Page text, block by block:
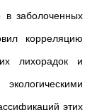
заболоченных
корреляцию
лихорадок и
этих